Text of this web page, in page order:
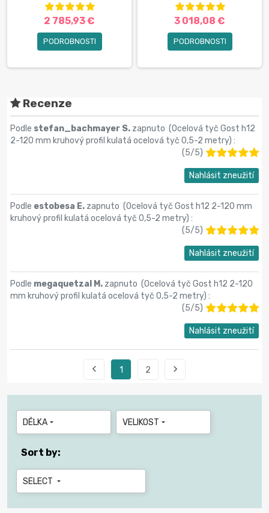
2 785,93 €
PODROBNOSTI
3 018,08 €
PODROBNOSTI
Recenze
Podle stefan_bachmayer S. zapnuto (Ocelová tyč Gost h12
2-120 mm kruhový profil kulatá ocelová tyč 0,5-2 metry) :
(5/5)
Nahlásit zneužití
Podle estobesa E. zapnuto (Ocelová tyč Gost h12 2-120 mm
kruhový profil kulatá ocelová tyč 0,5-2 metry) :
(5/5)
Nahlásit zneužití
Podle megaquetzal M. zapnuto (Ocelová tyč Gost h12 2-120
mm kruhový profil kulatá ocelová tyč 0,5-2 metry) :
(5/5)
Nahlásit zneužití
 1 2 
DÉLKA  VELIKOST 
Sort by:
SELECT 